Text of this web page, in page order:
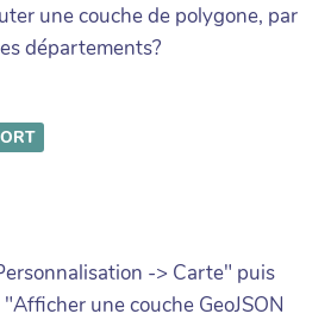
une couche de polygone, par
départements?
-> Carte" puis
une couche GeoJSON